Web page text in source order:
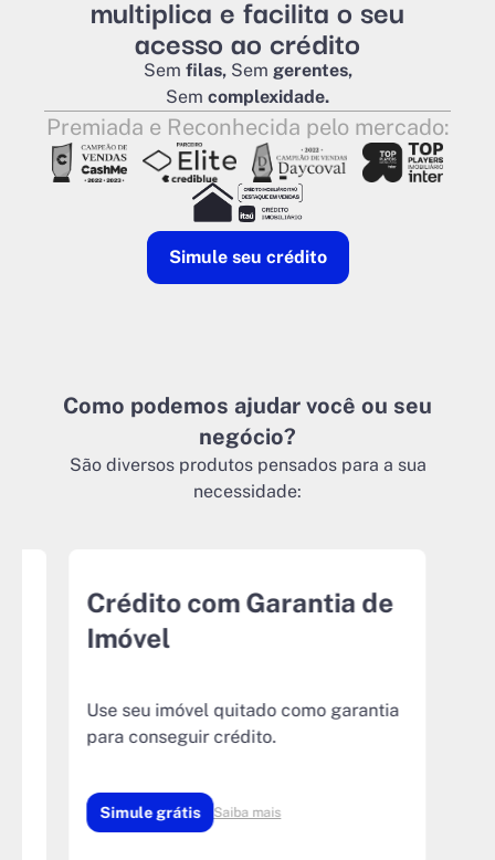
multiplica e facilita o seu
acesso ao crédito
Sem filas, Sem gerentes,
Sem complexidade.
Premiada e Reconhecida pelo mercado:
Simule seu crédito
Como podemos ajudar você ou seu
negócio?
São diversos produtos pensados para a sua
necessidade:
Crédito com Garantia de
Imóvel
Use seu imóvel quitado como garantia
para conseguir crédito.
Simule grátis Saiba mais